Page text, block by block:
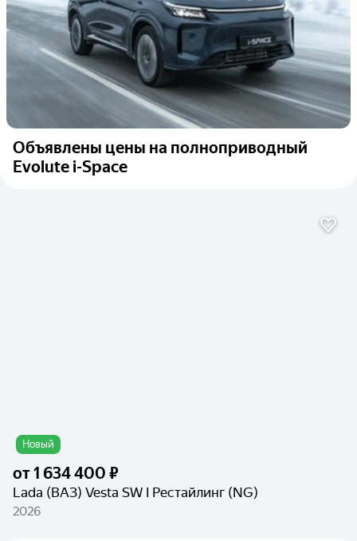
Объявлены цены на полноприводный
Evolute i-Space
Новый
от1 634 400 ₽
Lada (ВАЗ) Vesta SW I Рестайлинг (NG)
2026